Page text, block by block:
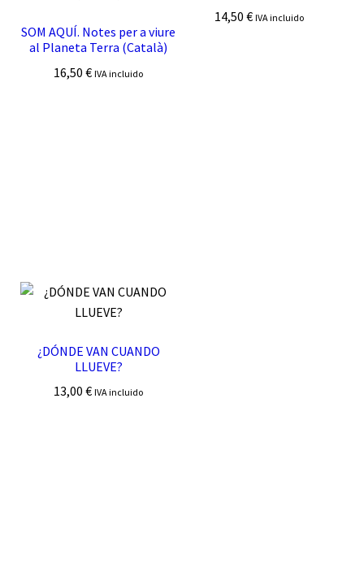
SOM AQUÍ. Notes per a viure
al Planeta Terra (Català)
16,50€ IVA incluido
14,50 € IVA incluido
¿DÓNDE VAN CUANDO
LLUEVE?
13,00€ IVA incluido